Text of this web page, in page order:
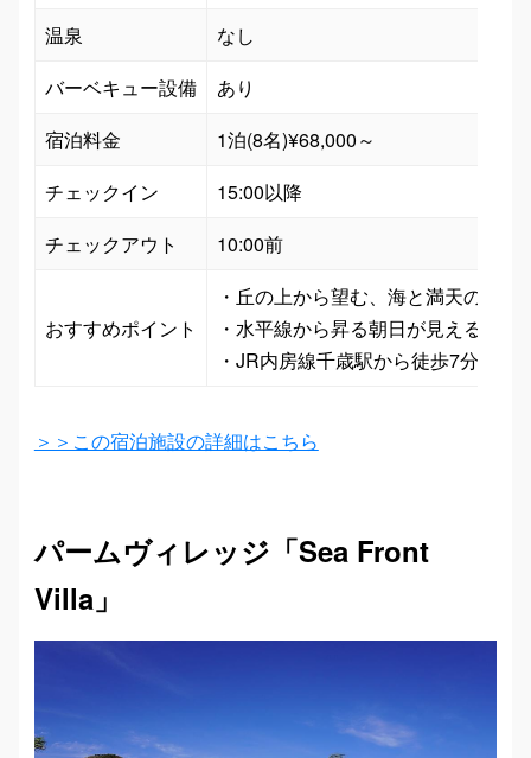
温泉
なし
バーベキュー設備
あり
宿泊料金
1泊(8名)¥68,000～
チェックイン
15:00以降
チェックアウト
10:00前
おすすめポイント
・丘の上から望む、海と満天の星に
・水平線から昇る朝日が見える、
＞＞この宿泊施設の詳細はこちら
パームヴィレッジ「Sea Front
Villa」